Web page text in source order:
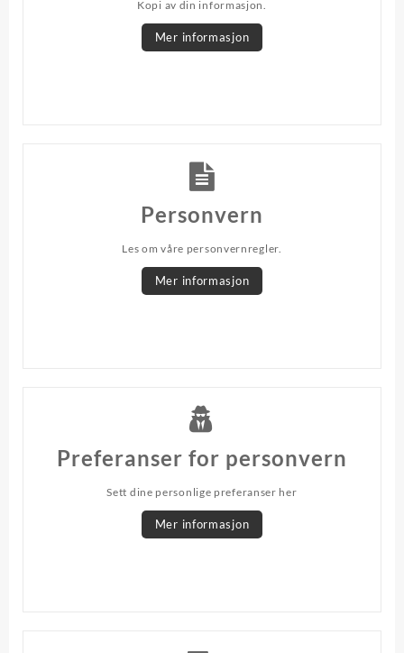
Kopi av din informasjon.
Mer informasjon
Personvern
Les om våre personvernregler.
Mer informasjon
Preferanser for personvern
Sett dine personlige preferanser her
Mer informasjon